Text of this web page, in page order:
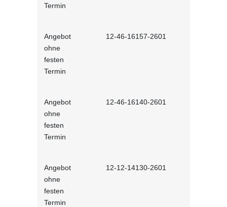
Termin
Angebot
ohne
festen
Termin
12-46-16157-2601
Angebot
ohne
festen
Termin
12-46-16140-2601
Angebot
ohne
festen
Termin
12-12-14130-2601